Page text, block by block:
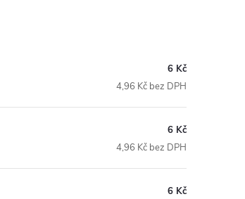
6 Kč
4,96 Kč bez DPH
6 Kč
4,96 Kč bez DPH
6 Kč